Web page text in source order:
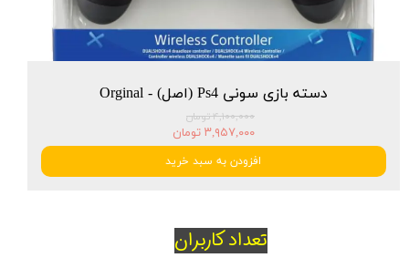
دسته بازی سونی Ps4 (اصل) - Orginal
۴,۱۰۰,۰۰۰ تومان
۳,۹۵۷,۰۰۰ تومان
افزودن به سبد خرید
تعداد کاربران